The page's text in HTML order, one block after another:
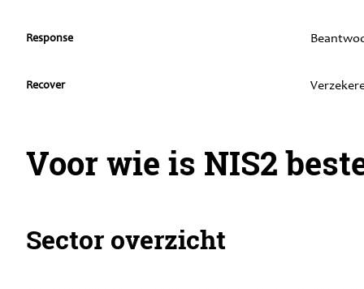
Response
Recover
Voor wie is NIS2
Sector overzicht